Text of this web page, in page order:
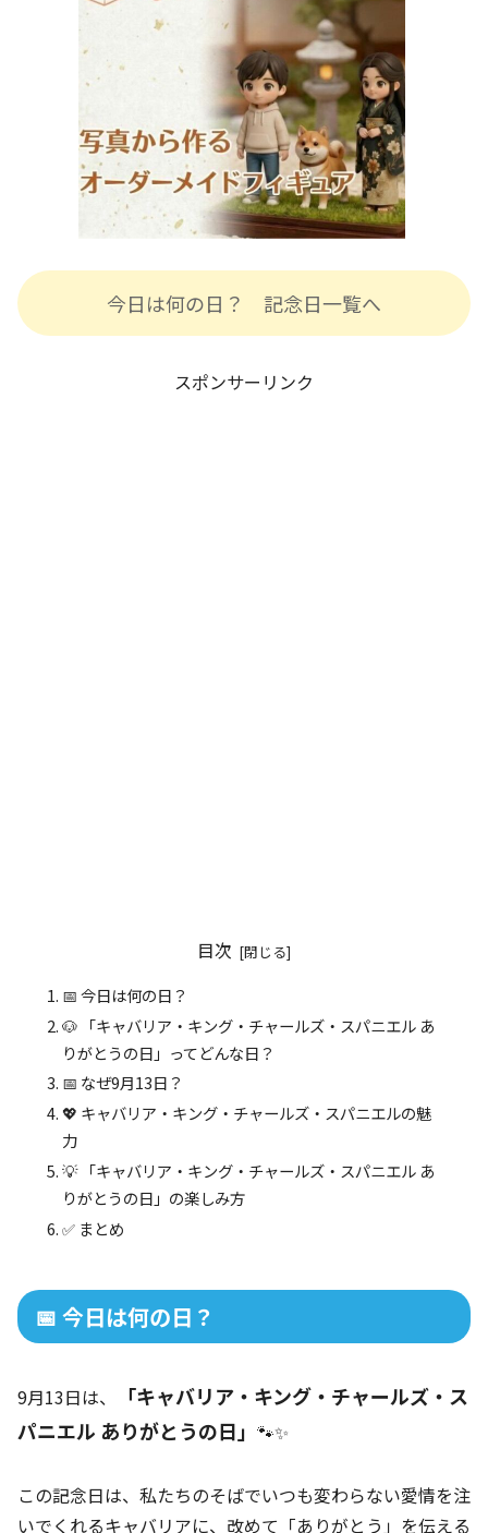
今日は何の日？ 記念日一覧へ
スポンサーリンク
目次
📅 今日は何の日？
🐶 「キャバリア・キング・チャールズ・スパニエル あ
りがとうの日」ってどんな日？
📅 なぜ9月13日？
💖 キャバリア・キング・チャールズ・スパニエルの魅
力
💡 「キャバリア・キング・チャールズ・スパニエル あ
りがとうの日」の楽しみ方
✅ まとめ
📅 今日は何の日？
9月13日は、
「キャバリア・キング・チャールズ・ス
パニエル ありがとうの日」 🐾✨
この記念日は、私たちのそばでいつも変わらない愛情を注
いでくれるキャバリアに、改めて「ありがとう」を伝える